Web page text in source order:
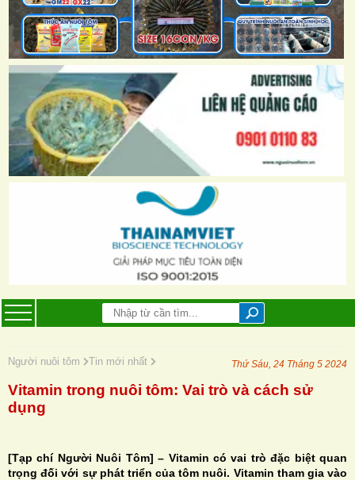
Người nuôi tôm Tin mới nhất Thứ Sáu, 24 Tháng 5 2024
Vitamin trong nuôi tôm: Vai trò và cách sử
dụng
[Tạp chí Người Nuôi Tôm] – Vitamin có vai trò đặc biệt quan
trọng đối với sự phát triển của tôm nuôi. Vitamin tham gia vào